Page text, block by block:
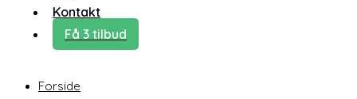
Kontakt
Få 3 tilbud
Forside